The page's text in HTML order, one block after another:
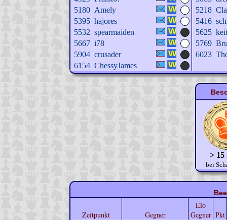
5180 Amely 5218
5395 hajores 5416
5532 spearmaiden 5625
5667 i78 5769
5904 crusader 6023
6154 ChessyJames
> 15
bei
Zeitpunkt Gegner
Elo
Gegner Pkt